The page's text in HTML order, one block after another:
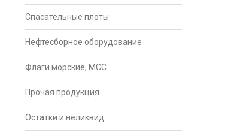
Спасательные плоты
Нефтесборное оборудование
Флаги морские, МСС
Прочая продукция
Остатки и неликвид